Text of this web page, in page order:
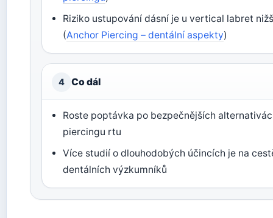
Riziko ustupování dásní je u vertical labret
(Anchor Piercing – dentální aspekty)
4 Co dál
Roste poptávka po bezpečnějších
piercingu rtu
Více studií o dlouhodobých účincích je na
dentálních výzkumníků